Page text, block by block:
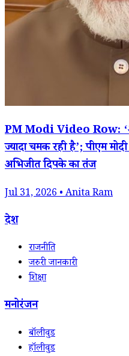
PM Modi Video Row:
ज्यादा चमक रही है’; पीएम
अभिजीत दिपके का तंज
Jul 31, 2026 • Anita Ram
देश
राजनीति
जरुरी जानकारी
शिक्षा
मनोरंजन
बॉलीवुड
हॉलीवुड